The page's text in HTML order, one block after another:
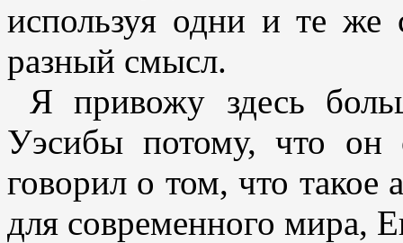
используя одни и те же
разный смысл.
Я привожу здесь
Уэсибы потому, что он
говорил о том, что
для современного мира,